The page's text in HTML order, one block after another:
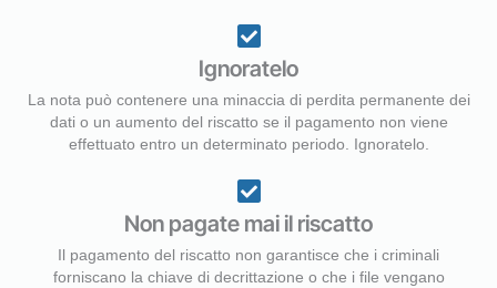
Ignoratelo
La nota può contenere una minaccia di perdita permanente dei
dati o un aumento del riscatto se il pagamento non viene
effettuato entro un determinato periodo. Ignoratelo.
Non pagate mai il riscatto
Il pagamento del riscatto non garantisce che i criminali
forniscano la chiave di decrittazione o che i file vengano